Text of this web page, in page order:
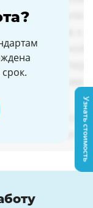
Узнать стоимость